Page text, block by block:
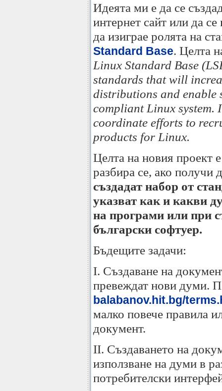
Идеята ми е да се
интернет сайт или да
да изиграе ролята на
Standard Base. Целта
Linux Standard Base
standards that will
distributions and enable
compliant Linux system.
coordinate efforts to
products for Linux.
Целта на новия проект
разбира се, ако получи
създадат набор от
указват как и какви
на програми или при
български софтуер.
Бъдещите задачи:
I. Създаване на
превеждат нови думи.
balabanov.hit.bg/
малко повече правила
документ.
II. Създаването на
използване на думи в
потребителски